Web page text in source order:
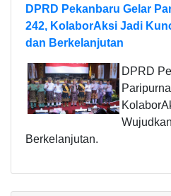
DPRD Pekanbaru Gelar
242, KolaborAksi Jadi
dan Berkelanjutan
DPRD
Berkelanjutan.